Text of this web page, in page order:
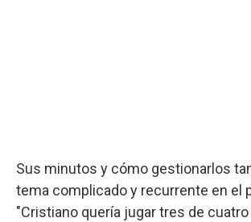
Sus minutos y cómo gestionarlos
tema complicado y recurrente en el
"Cristiano quería jugar tres de